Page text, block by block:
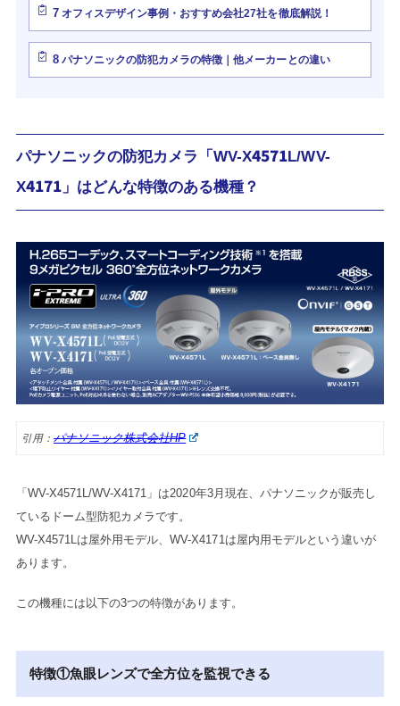
7オフィスデザイン事例・おすすめ会社27社を徹底解説！
8パナソニックの防犯カメラの特徴｜他メーカーとの違い
パナソニックの防犯カメラ「WV-X4571L/WV-
X4171」はどんな特徴のある機種？
引用： パナソニック株式会社HP
「WV-X4571L/WV-X4171」は2020年3月現在、パナソニックが販売し
ているドーム型防犯カメラです。
WV-X4571Lは屋外用モデル、WV-X4171は屋内用モデルという違いが
あります。
この機種には以下の3つの特徴があります。
特徴①魚眼レンズで全方位を監視できる